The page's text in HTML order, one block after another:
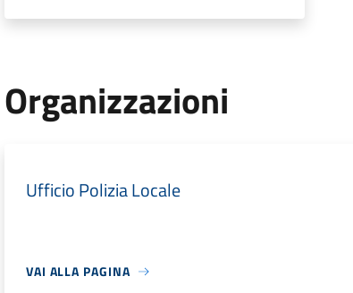
Organizzazioni
Ufficio Polizia Locale
VAI ALLA PAGINA